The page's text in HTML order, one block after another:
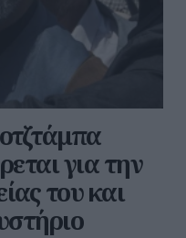
για την
του και